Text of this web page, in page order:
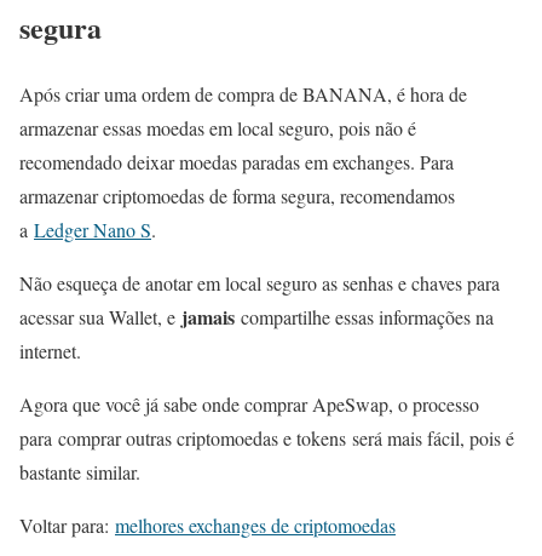
segura
Após criar uma ordem de compra de BANANA, é hora de
armazenar essas moedas em local seguro, pois não é
recomendado deixar moedas paradas em exchanges. Para
armazenar criptomoedas de forma segura, recomendamos
a Ledger Nano S.
Não esqueça de anotar em local seguro as senhas e chaves para
acessar sua Wallet, e jamais compartilhe essas informações na
internet.
Agora que você já sabe onde comprar ApeSwap, o processo
para comprar outras criptomoedas e tokens será mais fácil, pois é
bastante similar.
Voltar para: melhores exchanges de criptomoedas